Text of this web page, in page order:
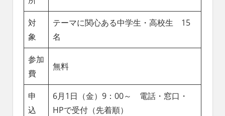
対
象
テーマに関心ある中学生・高校生 15
名
参加
費
無料
申
込
6月1日（金）9：00～ 電話・窓口・
HPで受付（先着順）